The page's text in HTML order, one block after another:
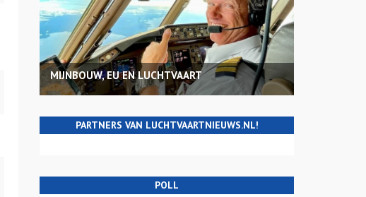
MIJNBOUW, EU EN LUCHTVAART
PARTNERS VAN LUCHTVAARTNIEUWS.NL!
POLL